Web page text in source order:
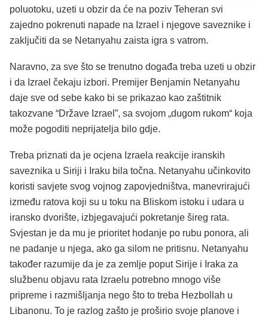
poluotoku, uzeti u obzir da će na poziv Teheran svi
zajedno pokrenuti napade na Izrael i njegove saveznike i
zaključiti da se Netanyahu zaista igra s vatrom.
Naravno, za sve što se trenutno događa treba uzeti u obzir
i da Izrael čekaju izbori. Premijer Benjamin Netanyahu
daje sve od sebe kako bi se prikazao kao zaštitnik
takozvane “Države Izrael”, sa svojom „dugom rukom“ koja
može pogoditi neprijatelja bilo gdje.
Treba priznati da je ocjena Izraela reakcije iranskih
saveznika u Siriji i Iraku bila točna. Netanyahu učinkovito
koristi savjete svog vojnog zapovjedništva, manevrirajući
između ratova koji su u toku na Bliskom istoku i udara u
iransko dvorište, izbjegavajući pokretanje šireg rata.
Svjestan je da mu je prioritet hodanje po rubu ponora, ali
ne padanje u njega, ako ga silom ne pritisnu. Netanyahu
također razumije da je za zemlje poput Sirije i Iraka za
službenu objavu rata Izraelu potrebno mnogo više
pripreme i razmišljanja nego što to treba Hezbollah u
Libanonu. To je razlog zašto je proširio svoje planove i